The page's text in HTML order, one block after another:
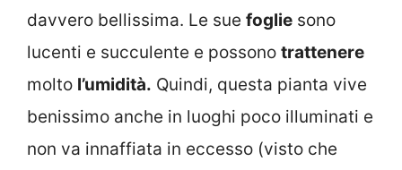
davvero bellissima. Le sue foglie sono
lucenti e succulente e possono trattenere
molto l’umidità. Quindi, questa pianta vive
benissimo anche in luoghi poco illuminati e
non va innaffiata in eccesso (visto che